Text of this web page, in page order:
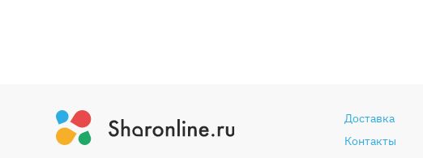
Доставка
Контакты